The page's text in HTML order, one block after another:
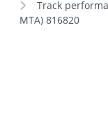
Track
MTA) 816820